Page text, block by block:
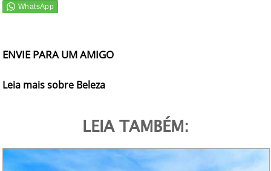
ENVIE PARA UM AMIGO
Leia mais sobre Beleza
LEIA TAMBÉM: